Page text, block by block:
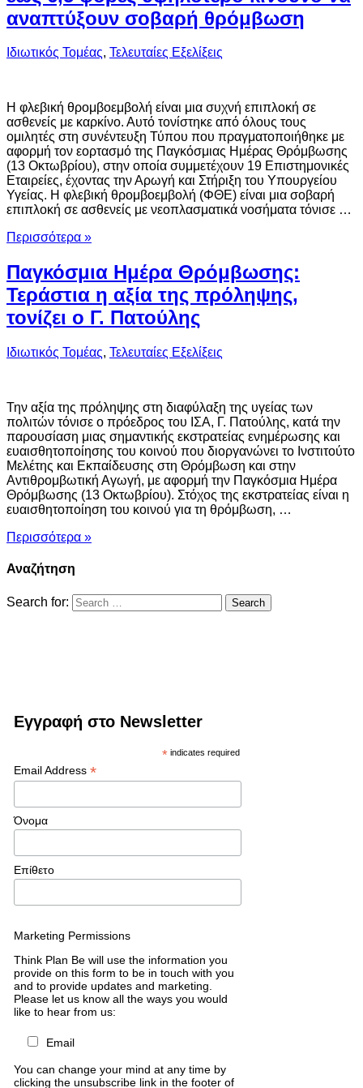
αναπτύξουν σοβαρή θρόμβωση
Ιδιωτικός Τομέας, Τελευταίες Εξελίξεις
Η φλεβική θρομβοεμβολή είναι μια συχνή επιπλοκή σε
ασθενείς με καρκίνο. Αυτό τονίστηκε από όλους τους
ομιλητές στη συνέντευξη Τύπου που πραγματοποιήθηκε με
αφορμή τον εορτασμό της Παγκόσμιας Ημέρας Θρόμβωσης
(13 Οκτωβρίου), στην οποία συμμετέχουν 19 Επιστημονικές
Εταιρείες, έχοντας την Αρωγή και Στήριξη του Υπουργείου
Υγείας. Η φλεβική θρομβοεμβολή (ΦΘΕ) είναι μια σοβαρή
επιπλοκή σε ασθενείς με νεοπλασματικά νοσήματα τόνισε …
Περισσότερα »
Παγκόσμια Ημέρα Θρόμβωσης:
Τεράστια η αξία της πρόληψης,
τονίζει ο Γ. Πατούλης
Ιδιωτικός Τομέας, Τελευταίες Εξελίξεις
Την αξία της πρόληψης στη διαφύλαξη της υγείας των
πολιτών τόνισε ο πρόεδρος του ΙΣΑ, Γ. Πατούλης, κατά την
παρουσίαση μιας σημαντικής εκστρατείας ενημέρωσης και
ευαισθητοποίησης του κοινού που διοργανώνει το Ινστιτούτο
Μελέτης και Εκπαίδευσης στη Θρόμβωση και στην
Αντιθρομβωτική Αγωγή, με αφορμή την Παγκόσμια Ημέρα
Θρόμβωσης (13 Οκτωβρίου). Στόχος της εκστρατείας είναι η
ευαισθητοποίηση του κοινού για τη θρόμβωση, …
Περισσότερα »
Αναζήτηση
Search for:
Εγγραφή στο Newsletter
* indicates required
Email Address *
Όνομα
Επίθετο
Marketing Permissions
Think Plan Be will use the information you
provide on this form to be in touch with you
and to provide updates and marketing.
Please let us know all the ways you would
like to hear from us:
Email
You can change your mind at any time by
clicking the unsubscribe link in the footer of